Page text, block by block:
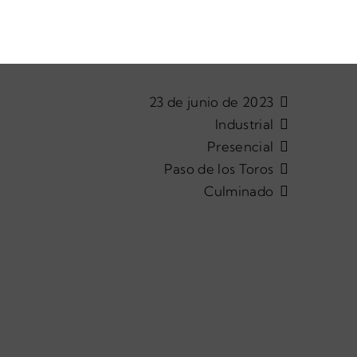
23 de junio de 2023 
Industrial 
Presencial 
Paso de los Toros 
Culminado 